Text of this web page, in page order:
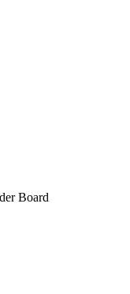
Board